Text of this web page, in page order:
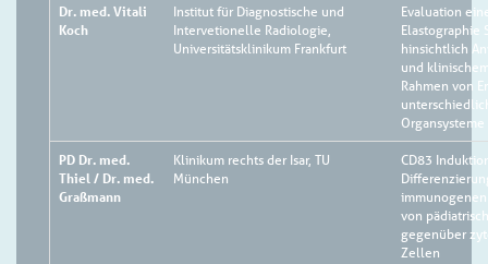
Dr. med. Vitali
Koch
Institut für Diagnostische und
Intervetionelle Radiologie,
Universitätsklinikum Frankfurt
Evaluation
Elastographie
hinsichtlich
und
Rahmen von
Organsysteme
PD Dr. med.
Thiel / Dr. med.
Graßmann
Klinikum rechts der Isar, TU
München
CD83
von
gegenüber
Zellen